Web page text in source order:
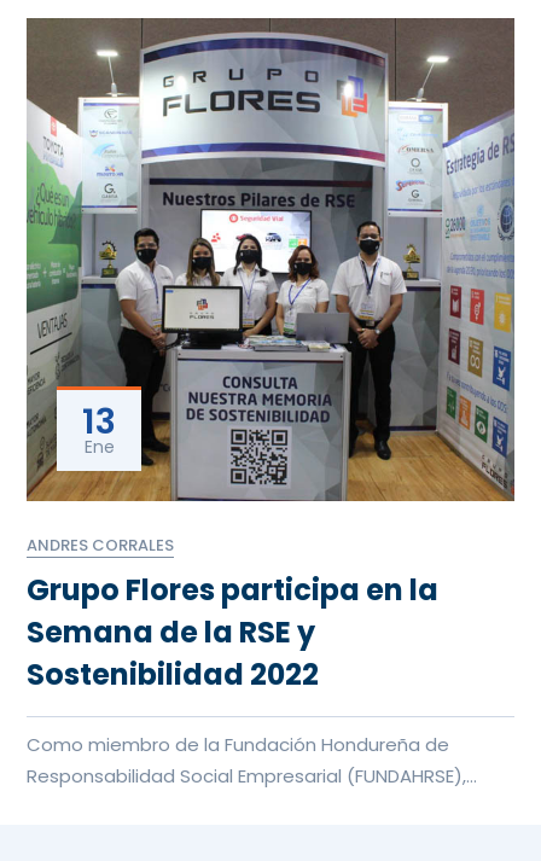
13
Ene
ANDRES CORRALES
Grupo Flores participa en la
Semana de la RSE y
Sostenibilidad 2022
Como miembro de la Fundación Hondureña de
Responsabilidad Social Empresarial (FUNDAHRSE),